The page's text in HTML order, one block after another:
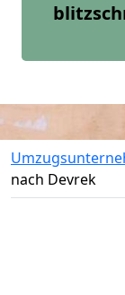
nach Devrek